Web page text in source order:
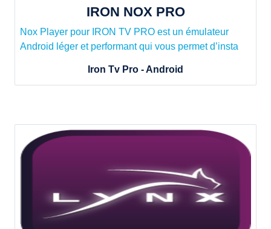
IRON NOX PRO
Nox Player pour IRON TV PRO est un émulateur
Android léger et performant qui vous permet d’insta
Iron Tv Pro - Android